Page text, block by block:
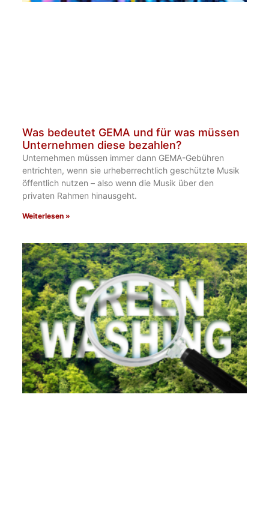
Was bedeutet GEMA und für was müssen
Unternehmen diese bezahlen?
Unternehmen müssen immer dann GEMA-Gebühren
entrichten, wenn sie urheberrechtlich geschützte Musik
öffentlich nutzen – also wenn die Musik über den
privaten Rahmen hinausgeht.
Weiterlesen »